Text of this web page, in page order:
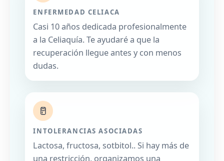
ENFERMEDAD CELIACA
Casi 10 años dedicada profesionalmente
a la Celiaquía. Te ayudaré a que la
recuperación llegue antes y con menos
dudas.
🥛
INTOLERANCIAS ASOCIADAS
Lactosa, fructosa, sotbitol.. Si hay más de
una restricción, organizamos una